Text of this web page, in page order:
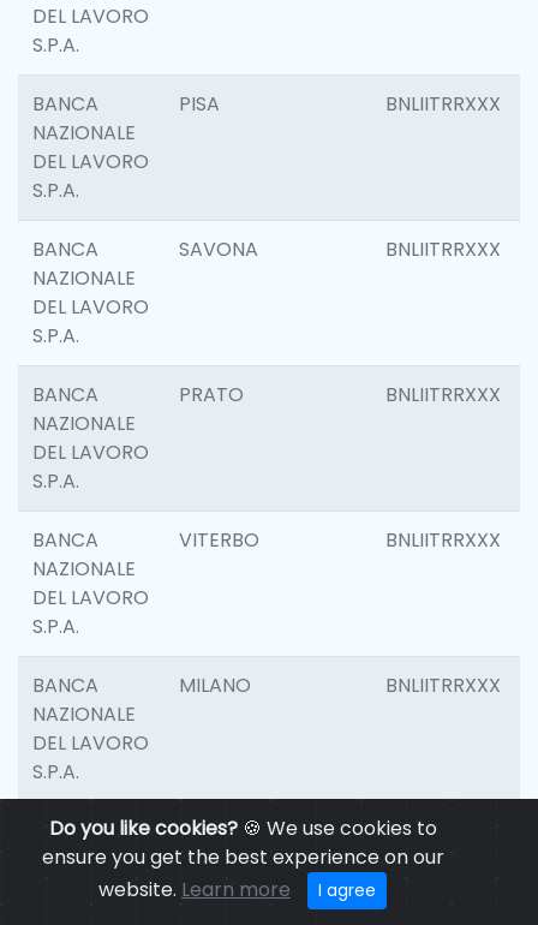
Do you like cookies?🍪 We use cookies to
ensure you get the best experience on our
website. Learn more I agree
DEL LAVORO
S.P.A.
BANCA
NAZIONALE
DEL LAVORO
S.P.A.
PISA BNLIITRRXXX
BANCA
NAZIONALE
DEL LAVORO
S.P.A.
SAVONA BNLIITRRXXX
BANCA
NAZIONALE
DEL LAVORO
S.P.A.
PRATO BNLIITRRXXX
BANCA
NAZIONALE
DEL LAVORO
S.P.A.
VITERBO BNLIITRRXXX
BANCA
NAZIONALE
DEL LAVORO
S.P.A.
MILANO BNLIITRRXXX
BANCA
NAZIONALE
DEL LAVORO
CASALECCHIO DI
RENO
BNLIITRRXXX